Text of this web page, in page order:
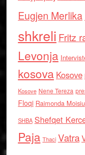
Eugjen Merlika
shkreli Fritz
Levonja
kosova Kosove
Kosove Nene Tereza
Floqi Raimonda Moisiu
SHBA Shefqet
Paja Thaci Vatra